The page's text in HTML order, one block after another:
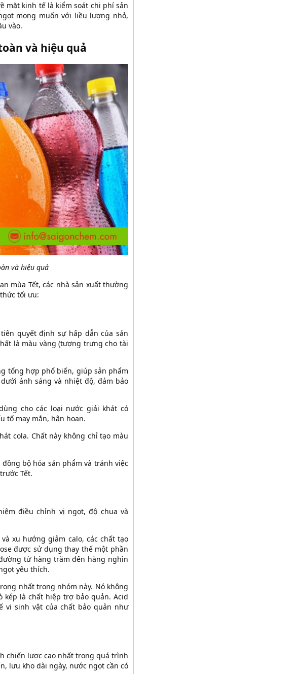
mặt kinh tế là kiểm soát chi phí sản
mong muốn với liều lượng nhỏ,
vào.
và hiệu quả
và hiệu quả
mùa Tết, các nhà sản xuất thường
tối ưu:
quyết định sự hấp dẫn của sản
là màu vàng (tượng trưng cho tài
tổng hợp phổ biến, giúp sản phẩm
ánh sáng và nhiệt độ, đảm bảo
cho các loại nước giải khát có
tố may mắn, hân hoan.
cola. Chất này không chỉ tạo màu
bộ hóa sản phẩm và tránh việc
Tết.
điều chỉnh vị ngọt, độ chua và
xu hướng giảm calo, các chất tạo
được sử dụng thay thế một phần
từ hàng trăm đến hàng nghìn
yêu thích.
nhất trong nhóm này. Nó không
là chất hiệp trợ bảo quản. Acid
vi sinh vật của chất bảo quản như
chiến lược cao nhất trong quá trình
lưu kho dài ngày, nước ngọt cần có